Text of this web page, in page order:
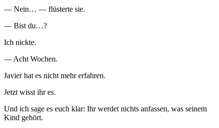
— Nein… — flüsterte sie.
— Bist du…?
Ich nickte.
— Acht Wochen.
Javier hat es nicht mehr erfahren.
Jetzt wisst ihr es.
Und ich sage es euch klar: Ihr werdet nichts anfassen, was seinem
Kind gehört.